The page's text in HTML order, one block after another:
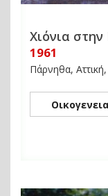
Χιόνια
1961
Πάρνηθα,